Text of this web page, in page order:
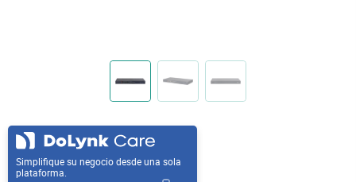
Simplifique su negocio desde una sola
plataforma.